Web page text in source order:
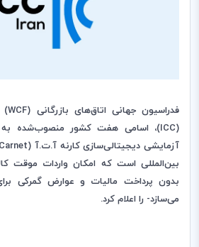
فدراسیون جهانی اتاق‌های بازرگانی (WCF
)
(
ICC)، اسامی هفت کشور منصوب‌شده به
آزمایشی دیجیتالی‌سازی کارنه آ.ت.آ (
بین‌المللی است که امکان واردات موقت
بدون پرداخت مالیات و عوارض گمرکی‌
می‌سازد- را اعلام کرد.